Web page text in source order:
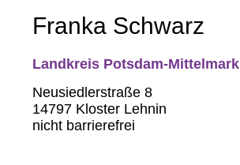
Franka Schwarz
Landkreis Potsdam-Mittelmark
Neusiedlerstraße 8
14797 Kloster Lehnin
nicht barrierefrei